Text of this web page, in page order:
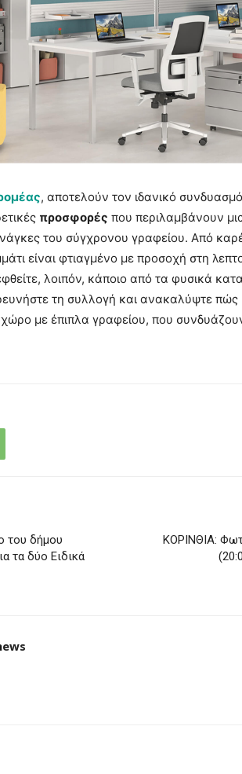
, αποτελούν τον ιδανικό
προσφορές που περιλαμβάνουν
του σύγχρονου γραφείου. Από
είναι φτιαγμένο με προσοχή στη
λοιπόν, κάποιο από τα φυσικά
τη συλλογή και ανακαλύψτε πώς
με έπιπλα γραφείου, που
του δήμου
τα δύο Ειδικά
ΚΟΡΙΝΘΙΑ: